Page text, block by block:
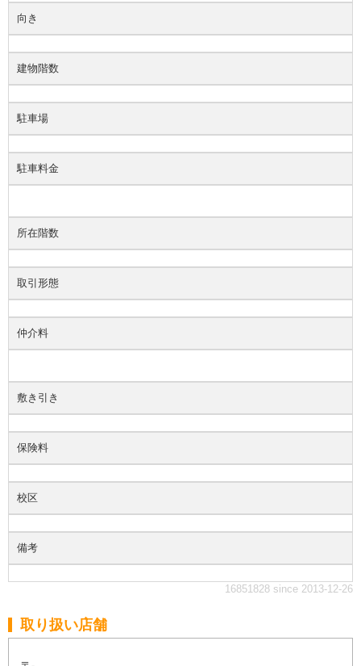
向き
建物階数
駐車場
駐車料金
所在階数
取引形態
仲介料
敷き引き
保険料
校区
備考
16851828 since 2013-12-26
取り扱い店舗